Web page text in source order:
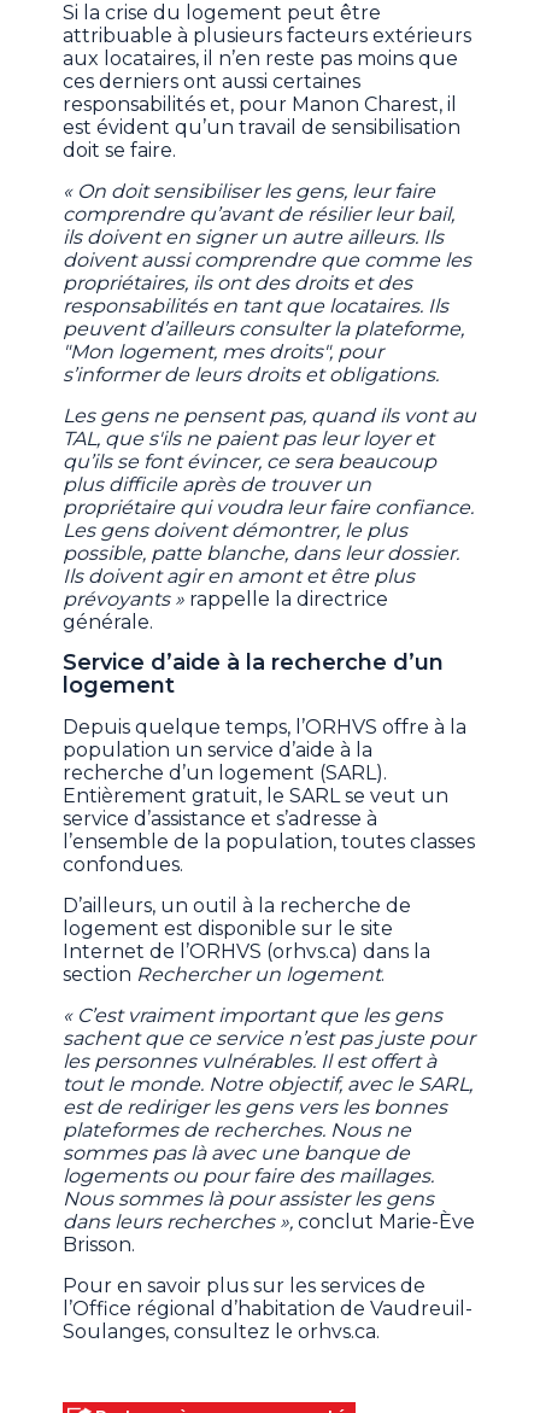
Si la crise du logement peut être
attribuable à plusieurs facteurs extérieurs
aux locataires, il n’en reste pas moins que
ces derniers ont aussi certaines
responsabilités et, pour Manon Charest, il
est évident qu’un travail de sensibilisation
doit se faire.
« On doit sensibiliser les gens, leur faire
comprendre qu’avant de résilier leur bail,
ils doivent en signer un autre ailleurs. Ils
doivent aussi comprendre que comme les
propriétaires, ils ont des droits et des
responsabilités en tant que locataires. Ils
peuvent d’ailleurs consulter la plateforme,
"Mon logement, mes droits", pour
s’informer de leurs droits et obligations.
Les gens ne pensent pas, quand ils vont au
TAL, que s'ils ne paient pas leur loyer et
qu’ils se font évincer, ce sera beaucoup
plus difficile après de trouver un
propriétaire qui voudra leur faire confiance.
Les gens doivent démontrer, le plus
possible, patte blanche, dans leur dossier.
Ils doivent agir en amont et être plus
prévoyants » rappelle la directrice
générale.
Service d’aide à la recherche d’un
logement
Depuis quelque temps, l’ORHVS offre à la
population un service d’aide à la
recherche d’un logement (SARL).
Entièrement gratuit, le SARL se veut un
service d’assistance et s’adresse à
l’ensemble de la population, toutes classes
confondues.
D’ailleurs, un outil à la recherche de
logement est disponible sur le site
Internet de l’ORHVS (orhvs.ca) dans la
section Rechercher un logement.
« C’est vraiment important que les gens
sachent que ce service n’est pas juste pour
les personnes vulnérables. Il est offert à
tout le monde. Notre objectif, avec le SARL,
est de rediriger les gens vers les bonnes
plateformes de recherches. Nous ne
sommes pas là avec une banque de
logements ou pour faire des maillages.
Nous sommes là pour assister les gens
dans leurs recherches », conclut Marie-Ève
Brisson.
Pour en savoir plus sur les services de
l’Office régional d’habitation de Vaudreuil-
Soulanges, consultez le orhvs.ca.